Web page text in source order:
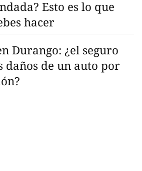
Esto es lo que
hacer
Durango: ¿el seguro
daños de un auto por